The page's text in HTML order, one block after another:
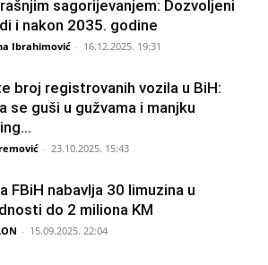
sagorijevanjem: Dozvoljeni
i nakon 2035. godine
Ibrahimović - 16.12.2025. 19:31
broj registrovanih vozila u BiH:
se guši u gužvama i manjku
- 23.10.2025. 15:43
FBiH nabavlja 30 limuzina u
do 2 miliona KM
- 15.09.2025. 22:04